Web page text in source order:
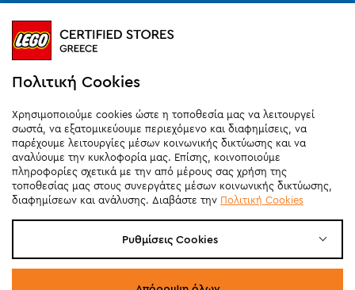
Ωράριο καταστημάτων (SMART PARK):
Καθημερινά10:00-21:00
Σάββατο09:00
Κυριακή 11:00-20:00 (έως 25/10)
orders@legostoregreece.gr
Αρ.Γ.Ε.ΜΗ: 084878102000
Πολιτική Cookies
Χρησιμοποιούμε cookies ώστε η τοποθεσία μας να λειτουργεί
σωστά, να εξατομικεύουμε περιεχόμενο και διαφημίσεις, να
παρέχουμε λειτουργίες μέσων κοινωνικής δικτύωσης και να
αναλύουμε την κυκλοφορία μας. Επίσης, κοινοποιούμε
πληροφορίες σχετικά με την από μέρους σας χρήση της
τοποθεσίας μας στους συνεργάτες μέσων κοινωνικής δικτύωσης,
διαφημίσεων και ανάλυσης. Διαβάστε την Πολιτική Cookies
Ρυθμίσεις Cookies